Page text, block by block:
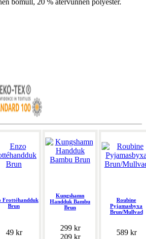
bomull, 20 % återvunnen polyester.
Frottéhandduk
Brun
49 kr
Kungshamn
Handduk Bambu
Brun
299 kr
209 kr
Roubine
Pyjamasbyxa
Brun/Mullvad
589 kr